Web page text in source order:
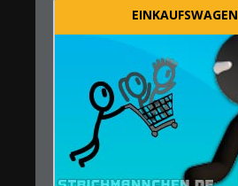
EINKAUFSWAGEN